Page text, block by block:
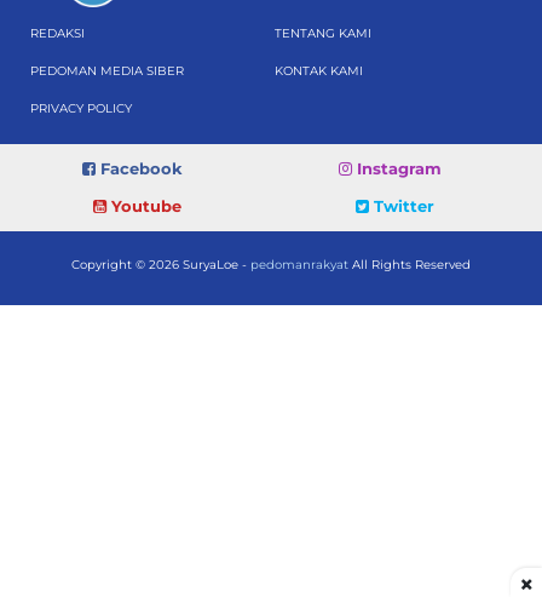
REDAKSI TENTANG KAMI
PEDOMAN MEDIA SIBER KONTAK KAMI
PRIVACY POLICY
Facebook
Instagram
Youtube
Twitter
Copyright © 2026 SuryaLoe - pedomanrakyat All Rights Reserved
×